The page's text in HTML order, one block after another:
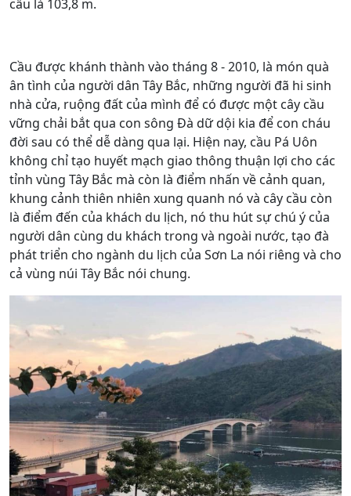
cầu là 103,8 m.
Cầu được khánh thành vào tháng 8 - 2010, là món quà
ân tình của người dân Tây Bắc, những người đã hi sinh
nhà cửa, ruộng đất của mình để có được một cây cầu
vững chải bắt qua con sông Đà dữ dội kia để con cháu
đời sau có thể dễ dàng qua lại. Hiện nay, cầu Pá Uôn
không chỉ tạo huyết mạch giao thông thuận lợi cho các
tỉnh vùng Tây Bắc mà còn là điểm nhấn về cảnh quan,
khung cảnh thiên nhiên xung quanh nó và cây cầu còn
là điểm đến của khách du lịch, nó thu hút sự chú ý của
người dân cùng du khách trong và ngoài nước, tạo đà
phát triển cho ngành du lịch của Sơn La nói riêng và cho
cả vùng núi Tây Bắc nói chung.